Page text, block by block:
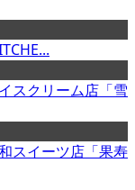
スクリーム店「雪
スイーツ店「果寿